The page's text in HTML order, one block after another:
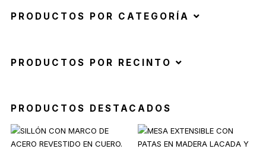
PRODUCTOS POR CATEGORÍA
PRODUCTOS POR RECINTO
PRODUCTOS DESTACADOS